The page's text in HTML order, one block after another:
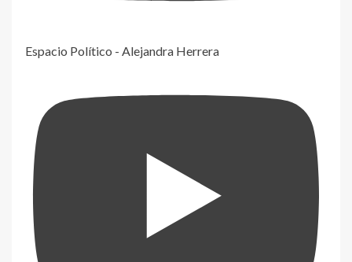
Espacio Político - Alejandra Herrera